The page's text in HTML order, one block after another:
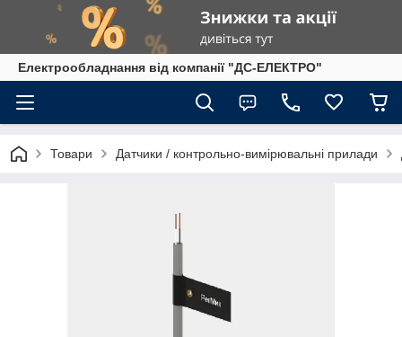
Електрообладнання від компанії "ДС-ЕЛЕКТРО"
Товари Датчики / контрольно-вимірювальні прилади